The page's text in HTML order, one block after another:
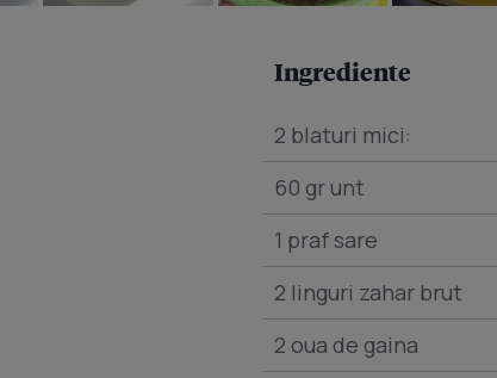
Ingrediente
2 blaturi mici:
60 gr unt
1 praf sare
2 linguri zahar brut
2 oua de gaina